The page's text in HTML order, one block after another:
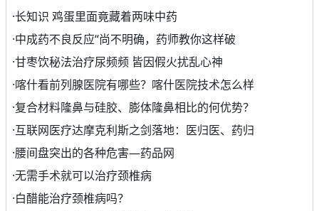
·长知识 鸡蛋里面竟藏着两味中药
·中成药不良反应“尚不明确，药师教你这样破
·甘枣饮秘法治疗尿频频 皆因假火扰乱心神
·喀什看前列腺医院有哪些？喀什医院技术怎么样
·复合材料隆鼻与硅胶、膨体隆鼻相比的何优势？
·互联网医疗达摩克利斯之剑落地：医归医、药归
·腰间盘突出的各种危害—药品网
·无需手术就可以治疗颈椎病
·白醋能治疗颈椎病吗？